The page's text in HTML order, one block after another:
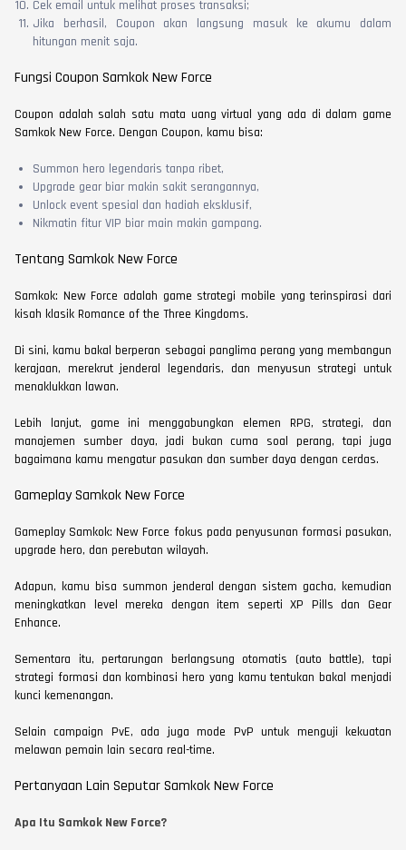
Cek email untuk melihat proses transaksi;
Jika berhasil, Coupon akan langsung masuk ke akumu dalam
hitungan menit saja.
Fungsi Coupon Samkok New Force
Coupon adalah salah satu mata uang virtual yang ada di dalam game
Samkok New Force. Dengan Coupon, kamu bisa:
Summon hero legendaris tanpa ribet,
Upgrade gear biar makin sakit serangannya,
Unlock event spesial dan hadiah eksklusif,
Nikmatin fitur VIP biar main makin gampang.
Tentang Samkok New Force
Samkok: New Force adalah game strategi mobile yang terinspirasi dari
kisah klasik Romance of the Three Kingdoms.
Di sini, kamu bakal berperan sebagai panglima perang yang membangun
kerajaan, merekrut jenderal legendaris, dan menyusun strategi untuk
menaklukkan lawan.
Lebih lanjut, game ini menggabungkan elemen RPG, strategi, dan
manajemen sumber daya, jadi bukan cuma soal perang, tapi juga
bagaimana kamu mengatur pasukan dan sumber daya dengan cerdas.
Gameplay Samkok New Force
Gameplay Samkok: New Force fokus pada penyusunan formasi pasukan,
upgrade hero, dan perebutan wilayah.
Adapun, kamu bisa summon jenderal dengan sistem gacha, kemudian
meningkatkan level mereka dengan item seperti XP Pills dan Gear
Enhance.
Sementara itu, pertarungan berlangsung otomatis (auto battle), tapi
strategi formasi dan kombinasi hero yang kamu tentukan bakal menjadi
kunci kemenangan.
Selain campaign PvE, ada juga mode PvP untuk menguji kekuatan
melawan pemain lain secara real-time.
Pertanyaan Lain Seputar Samkok New Force
Apa Itu Samkok New Force?